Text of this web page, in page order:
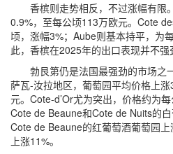
香槟则走势相反，不过涨幅有限
0.9%，至每公顷113万欧元。Cote
顷，涨幅3%；Aube则基本持平，为
此，香槟在2025年的出口表现并不强
勃艮第仍是法国最强劲的市场之
萨瓦-汝拉地区，葡萄园平均价格上
元。Cote-d’Or尤为突出，价格约为
Cote de Beaune和Cote de Nuits的白
Cote de Beaune的红葡萄酒葡萄园
上涨11%。